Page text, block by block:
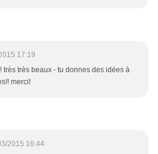
17:19
très très beaux - tu donnes des idées à
merci!
2015 16:44